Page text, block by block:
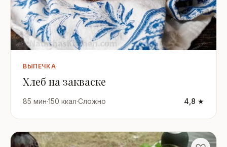
ВЫПЕЧКА
Хлеб на закваске
85 мин·150 ккал·Сложно 4,8 ★